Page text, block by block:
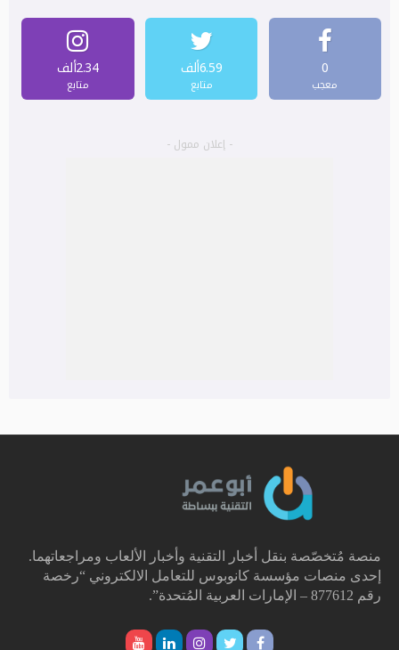
0
معجب
6.59ألف
متابع
2.34ألف
متابع
- إعلان ممول -
منصة مُتخصّصة بنقل أخبار التقنية وأخبار الألعاب ومراجعاتهما.
إحدى منصات مؤسسة كانوبوس للتعامل الالكتروني “رخصة
رقم 877612 – الإمارات العربية المُتحدة”.